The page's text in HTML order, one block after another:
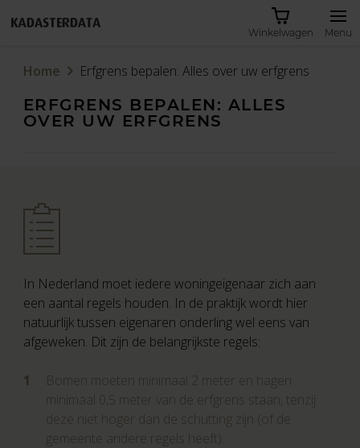
Winkelwagen Menu
Vragen? Neem contact met ons op
Home Erfgrens bepalen: Alles over uw erfgrens
ERFGRENS BEPALEN: ALLES
OVER UW ERFGRENS
In Nederland moet iedere woningeigenaar zich aan
een aantal regels houden. In de praktijk wordt hier
natuurlijk tussen eigenaren onderling wel eens van
afgeweken. Dit zijn de belangrijkste regels:
Bomen moeten minimaal 2 meter en hagen
minimaal 0,5 meter van de erfgrens staan, tenzij
deze niet hoger dan de schutting zijn (of de
gemeente andere regels heeft).